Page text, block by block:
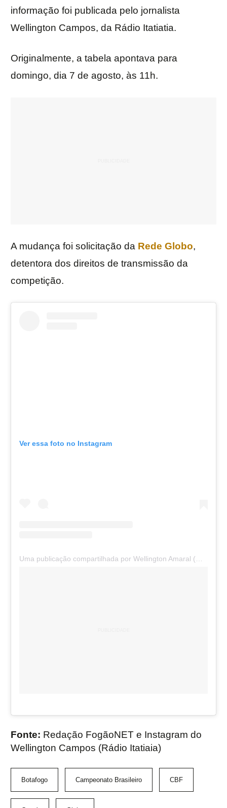
informação foi publicada pelo jornalista
Wellington Campos, da Rádio Itatiatia.
Originalmente, a tabela apontava para
domingo, dia 7 de agosto, às 11h.
A mudança foi solicitação da Rede Globo,
detentora dos direitos de transmissão da
competição.
Ver essa foto no Instagram
Uma publicação compartilhada por Wellington Amaral (@wellingcampos)
Fonte: Redação FogãoNET e Instagram do
Wellington Campos (Rádio Itatiaia)
Botafogo Campeonato Brasileiro CBF